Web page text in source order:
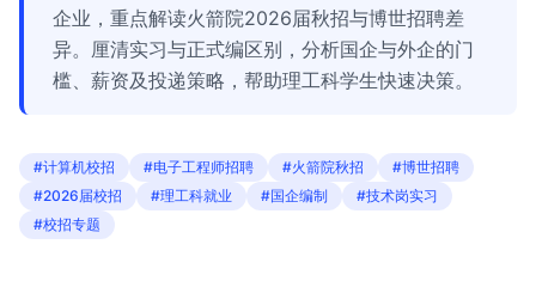
企业，重点解读火箭院2026届秋招与博世招聘差
异。厘清实习与正式编区别，分析国企与外企的门
槛、薪资及投递策略，帮助理工科学生快速决策。
#计算机校招 #电子工程师招聘 #火箭院秋招
#博世招聘
#2026届校招
#理工科就业 #国企编制
#技术岗实习
#校招专题